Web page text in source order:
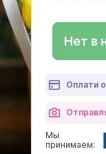
Нет в
Оплати
Мы
принимаем: